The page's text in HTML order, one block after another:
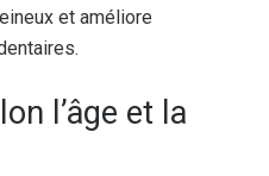
et améliore
l’âge et la